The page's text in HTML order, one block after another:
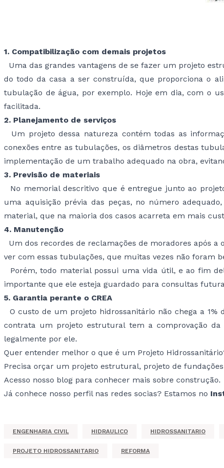
1. Compatibilização com demais projetos
Uma das grandes vantagens de se fazer um projeto
do todo da casa a ser construída, que proporciona o
tubulação de água, por exemplo. Hoje em dia, com o
facilitada.
2. Planejamento de serviços
Um projeto dessa natureza contém todas as
conexões entre as tubulações, os diâmetros destas
implementação de um trabalho adequado na obra,
3. Previsão de materiais
No memorial descritivo que é entregue junto ao
uma aquisição prévia das peças, no número
material, que na maioria dos casos acarreta em mais
4. Manutenção
Um dos recordes de reclamações de moradores após
ver com essas tubulações, que muitas vezes não foram
Porém, todo material possui uma vida útil, e ao fim
importante que ele esteja guardado para consultas
5. Garantia perante o CREA
O custo de um projeto hidrossanitário não chega a
contrata um projeto estrutural tem a comprovação da
legalmente por ele.
Quer entender melhor o que é um Projeto
Precisa orçar um projeto estrutural, projeto de
Acesso nosso blog para conhecer mais sobre construção.
Já conhece nosso perfil nas redes socias? Estamos no
ENGENHARIA CIVIL HIDRAULICO HIDROSSANITARIO
PROJETO HIDROSSANITARIO REFORMA